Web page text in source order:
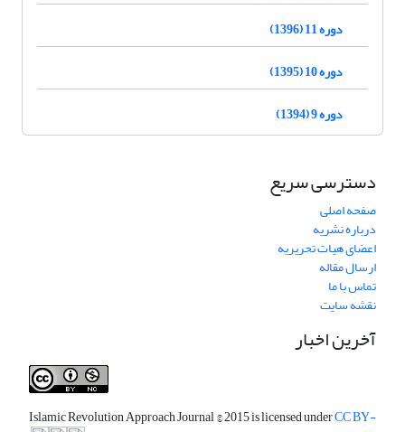
دوره 11 (1396)
دوره 10 (1395)
دوره 9 (1394)
دسترسی سریع
صفحه اصلی
درباره نشریه
اعضای هیات تحریریه
ارسال مقاله
تماس با ما
نقشه سایت
آخرین اخبار
Islamic Revolution Approach Journal© 2015 is licensed underCC BY-